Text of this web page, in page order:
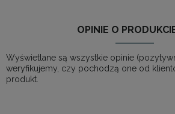
OPINIE O
Wyświetlane są wszystkie opinie
weryfikujemy, czy pochodzą one od
produkt.